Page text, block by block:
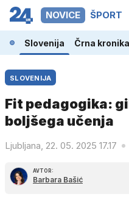
NOVICE ŠPORT
Slovenija Črna kronika
SLOVENIJA
Fit pedagogika:
boljšega učenja
Ljubljana, 22. 05. 2025 17.17
AVTOR:
Barbara Bašić